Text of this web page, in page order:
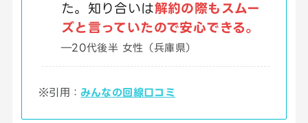
た。知り合いは解約の際もスムー
ズと言っていたので安心できる。
―20代後半 女性（兵庫県）
※引用：みんなの回線口コミ